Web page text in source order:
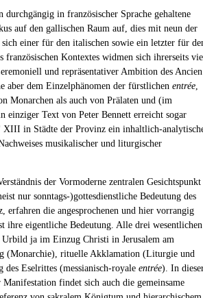
in französischer Sprache gehaltene
auf den gallischen Raum auf, dies mit neun der
einer für den italischen sowie ein letzter für
französischen Kontextes widmen sich ihrerseits
und repräsentativer Ambition des Ancien
aber dem Einzelphänomen der fürstlichen entrée,
Monarchen als auch von Prälaten und (im
einziger Text von Peter Bennett erreicht sogar
in Städte der Provinz ein inhaltlich-
musikalischer und liturgischer
der Vormoderne zentralen Gesichtspunkt
nur sonntags-)gottesdienstliche Bedeutung des
erfahren die angesprochenen und hier vorrangig
ihre eigentliche Bedeutung. Alle drei wesentlichen
ja im Einzug Christi in Jerusalem am
(Monarchie), rituelle Akklamation (Liturgie und
Eselrittes (messianisch-royale entrée). In
findet sich auch die gemeinsame